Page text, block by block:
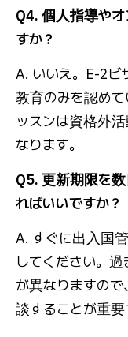
Q4. 個人指導や
すか？
A. いいえ。E-2ビ
教育のみを認め
ッスンは資格外
なります。
Q5. 更新期限を
ればいいですか？
A. すぐに出入国
してください。
が異なりますの
談することが重要